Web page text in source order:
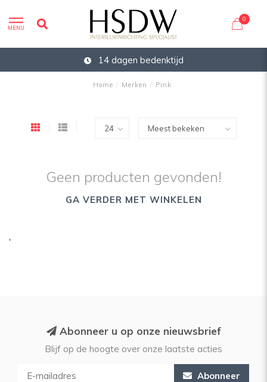
MENU
0
14 dagen bedenktijd
Home / Merken / Pink
Geen producten gevonden!
GA VERDER MET WINKELEN
'
Abonneer u op onze nieuwsbrief
Blijf op de hoogte over onze laatste acties
Abonneer